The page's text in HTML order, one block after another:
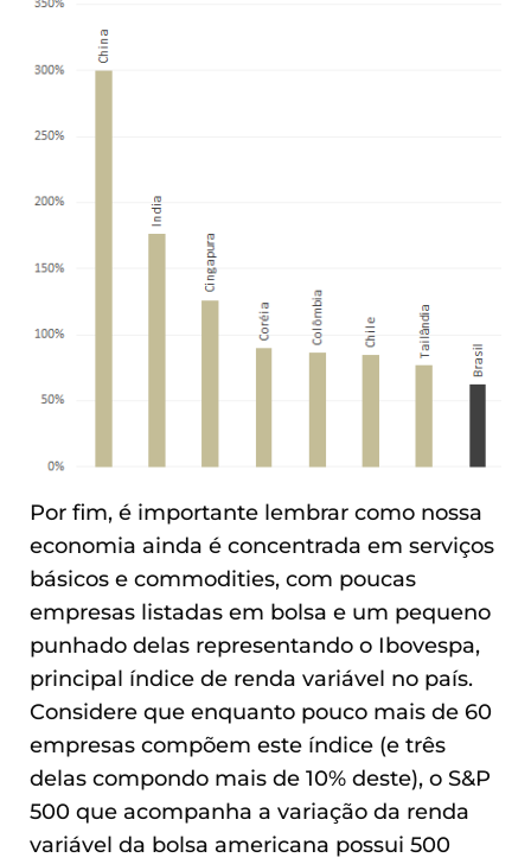
Por fim, é importante lembrar como nossa
economia ainda é concentrada em serviços
básicos e commodities, com poucas
empresas listadas em bolsa e um pequeno
punhado delas representando o Ibovespa,
principal índice de renda variável no país.
Considere que enquanto pouco mais de 60
empresas compõem este índice (e três
delas compondo mais de 10% deste), o S&P
500 que acompanha a variação da renda
variável da bolsa americana possui 500